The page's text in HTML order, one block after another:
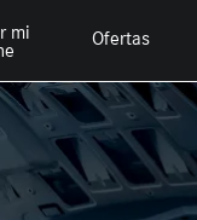
mi Ofertas